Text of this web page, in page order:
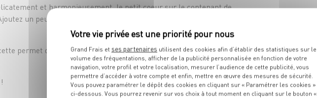
et harmonieusement, le petit coeur sur le contenant de
un peu de feuille d'or alimentaire.
permet de faire une douzaine de cuillères.
Grand Frais et ses partenaires utilisent des cookies afin d’établir des statistiques sur le
volume des fréquentations, afficher de la publicité personnalisée en fonction de votre
navigation, votre profil et votre localisation, mesurer l’audience de cette publicité, vous
permettre d’accéder à votre compte et enfin, mettre en œuvre des mesures de sécurité.
Vous pouvez paramétrer le dépôt des cookies en cliquant sur « Paramétrer les cookies »
ci-dessous. Vous pourrez revenir sur vos choix à tout moment en cliquant sur le bouton «